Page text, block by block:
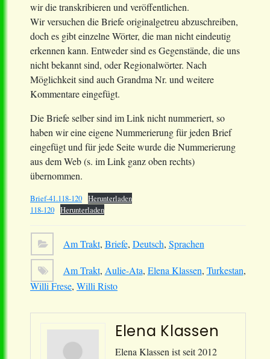
wir die transkribieren und veröffentlichen.
Wir versuchen die Briefe originalgetreu abzuschreiben,
doch es gibt einzelne Wörter, die man nicht eindeutig
erkennen kann. Entweder sind es Gegenstände, die uns
nicht bekannt sind, oder Regionalwörter. Nach
Möglichkeit sind auch Grandma Nr. und weitere
Kommentare eingefügt.
Die Briefe selber sind im Link nicht nummeriert, so
haben wir eine eigene Nummerierung für jeden Brief
eingefügt und für jede Seite wurde die Nummerierung
aus dem Web (s. im Link ganz oben rechts)
übernommen.
Brief-41.118-120 Herunterladen
118-120 Herunterladen
Am Trakt, Briefe, Deutsch, Sprachen
Am Trakt, Aulie-Ata, Elena Klassen, Turkestan,
Willi Frese, Willi Risto
Elena Klassen
Elena Klassen ist seit 2012